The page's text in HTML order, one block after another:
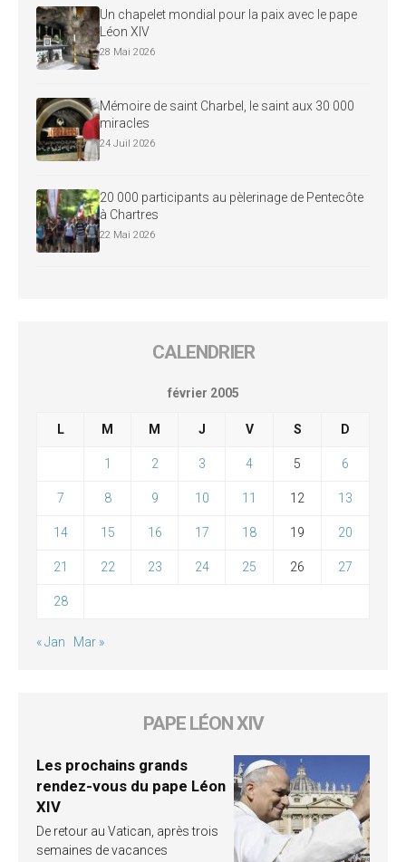
Un chapelet mondial pour la paix avec le pape
Léon XIV
28 Mai 2026
Mémoire de saint Charbel, le saint aux 30 000
miracles
24 Juil 2026
20 000 participants au pèlerinage de Pentecôte
à Chartres
22 Mai 2026
CALENDRIER
février 2005
L M M J V S D
1 2 3 4 5 6
7 8 9 10 11 12 13
14 15 16 17 18 19 20
21 22 23 24 25 26 27
28
« Jan Mar »
PAPE LÉON XIV
Les prochains grands
rendez-vous du pape Léon
XIV
De retour au Vatican, après trois
semaines de vacances